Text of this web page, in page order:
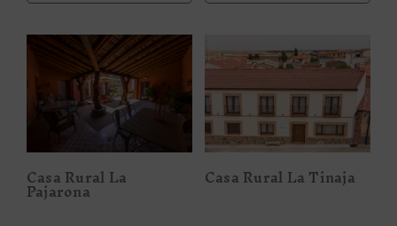
Casa Rural La
Pajarona
Casa Rural La
Pajarona
Casa Rural La
Tinaja
Casa Rural La Tinaja